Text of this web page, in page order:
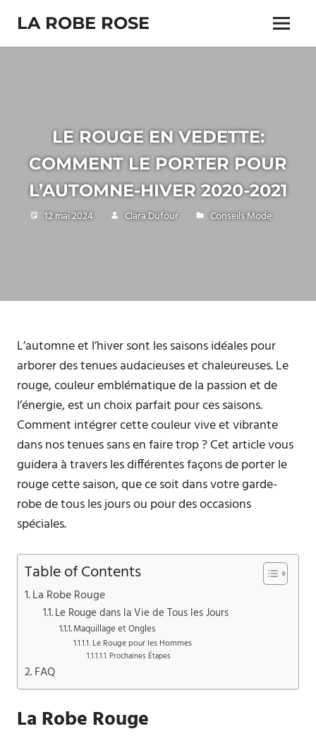
content
LA ROBE ROSE Menu
LE ROUGE EN VEDETTE:
COMMENT LE PORTER POUR
L’AUTOMNE-HIVER 2020-2021
12 mai 2024 Clara Dufour Conseils Mode
L’automne et l’hiver sont les saisons idéales pour
arborer des tenues audacieuses et chaleureuses. Le
rouge, couleur emblématique de la passion et de
l’énergie, est un choix parfait pour ces saisons.
Comment intégrer cette couleur vive et vibrante
dans nos tenues sans en faire trop ? Cet article vous
guidera à travers les différentes façons de porter le
rouge cette saison, que ce soit dans votre garde-
robe de tous les jours ou pour des occasions
spéciales.
Table of Contents
La Robe Rouge
Le Rouge dans la Vie de Tous les Jours
Maquillage et Ongles
Le Rouge pour les Hommes
Prochaines Étapes
FAQ
La Robe Rouge